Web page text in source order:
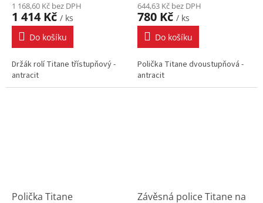
1 168,60 Kč bez DPH
1 414 Kč / ks
Do košíku
Držák rolí Titane třístupňový -
antracit
644,63 Kč bez DPH
780 Kč / ks
Do košíku
Polička Titane dvoustupňová -
antracit
Polička Titane Závěsná police Titane na